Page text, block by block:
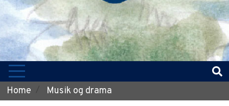
Home Musik og drama